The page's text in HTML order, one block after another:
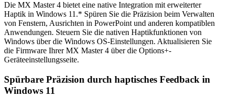
Die MX Master 4 bietet eine native Integration mit erweiterter
Haptik in Windows 11.* Spüren Sie die Präzision beim Verwalten
von Fenstern, Ausrichten in PowerPoint und anderen kompatiblen
Anwendungen. Steuern Sie die nativen Haptikfunktionen von
Windows über die Windows OS-Einstellungen. Aktualisieren Sie
die Firmware Ihrer MX Master 4 über die Options+-
Geräteeinstellungsseite.
Spürbare Präzision durch haptisches Feedback in
Windows 11